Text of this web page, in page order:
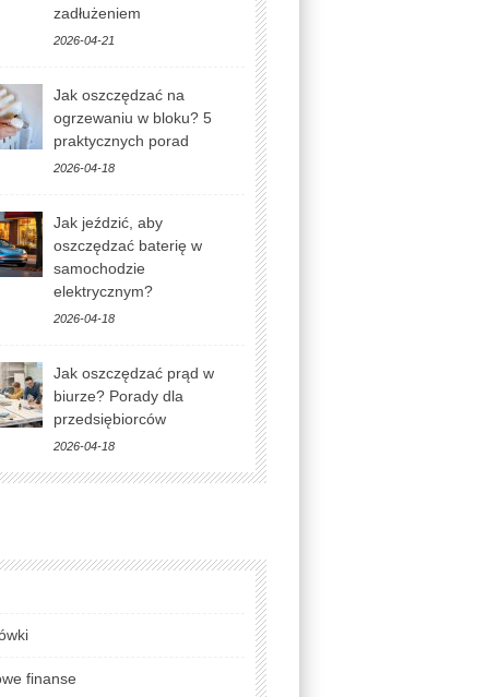
zadłużeniem
2026-04-21
Jak oszczędzać na
ogrzewaniu w bloku? 5
praktycznych porad
2026-04-18
Jak jeździć, aby
oszczędzać baterię w
samochodzie
elektrycznym?
2026-04-18
Jak oszczędzać prąd w
biurze? Porady dla
przedsiębiorców
2026-04-18
finanse